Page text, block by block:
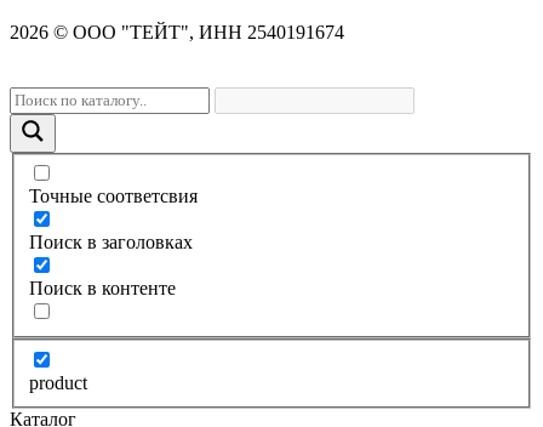
2026 © OOO "ТЕЙТ", ИНН 2540191674
Точные соответсвия
Поиск в заголовках
Поиск в контенте
product
Каталог